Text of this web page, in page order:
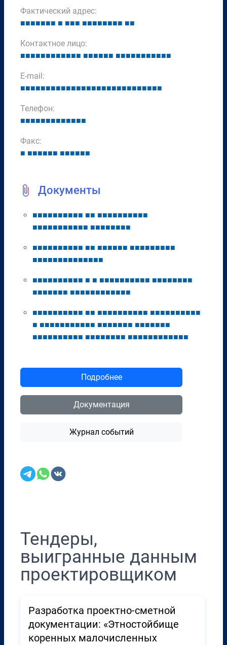
Фактический адрес:
■■■■■■■ ■ ■■■ ■■■■■■■■ ■■
Контактное лицо:
■■■■■■■■■■■■ ■■■■■■ ■■■■■■■■■■■
E-mail:
■■■■■■■■■■■■■■■■■■■■■■■■■■■■
Телефон:
■■■■■■■■■■■■■
Факс:
■ ■■■■■■ ■■■■■■
Документы
■■■■■■■■■■ ■■ ■■■■■■■■■■
■■■■■■■■■■■ ■■■■■■■■
■■■■■■■■■■ ■■ ■■■■■■ ■■■■■■■■■
■■■■■■■■■■■■■■
■■■■■■■■■■ ■ ■ ■■■■■■■■■■ ■■■■■■■■
■■■■■■■ ■■■■■■■■■■■■
■■■■■■■■■■ ■■ ■■■■■■■■■■ ■■■■■■■■■■
■ ■■■■■■■■■■■ ■■■■■■■ ■■■■■■■
■■■■■■■■■■ ■■■■■■■■ ■■■■■■■■■■■■
Подробнее
Документация
Журнал событий
Тендеры,
выигранные данным
проектировщиком
Разработка проектно-сметной
документации: «Этностойбище
коренных малочисленных